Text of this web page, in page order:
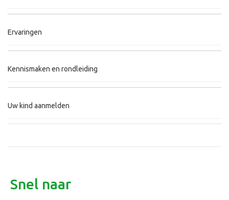
Ervaringen
Kennismaken en rondleiding
Uw kind aanmelden
Snel naar